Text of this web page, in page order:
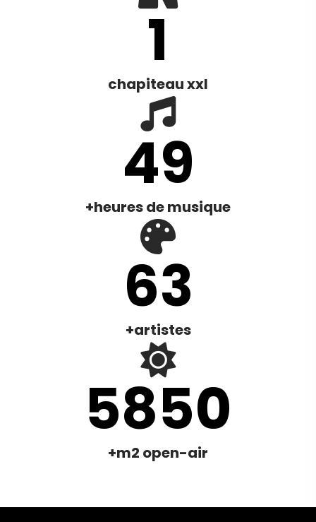
1
chapiteau xxl
50
+heures de musique
65
+artistes
6000
+m2 open-air